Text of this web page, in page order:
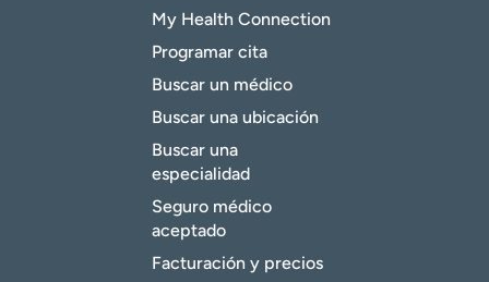
My Health Connection
Programar cita
Buscar un médico
Buscar una ubicación
Buscar una
especialidad
Seguro médico
aceptado
Facturación y precios